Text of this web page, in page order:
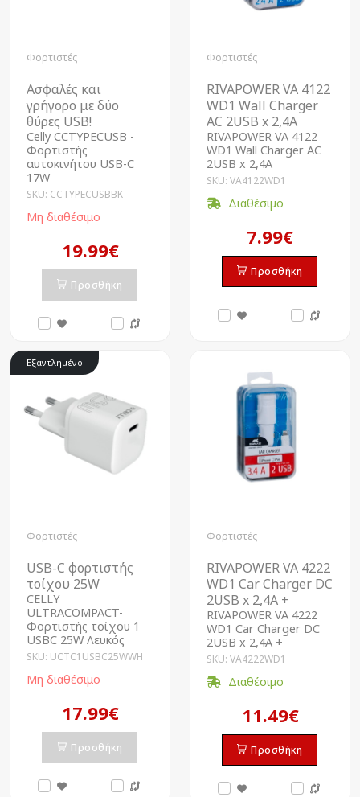
Φορτιστές
Ασφαλές και
γρήγορο με δύο
θύρες USB!
Celly CCTYPECUSB -
Φορτιστής
αυτοκινήτου USB-C
17W
SKU: CCTYPECUSBBK
Μη διαθέσιμο
19.99€
Προσθήκη
Φορτιστές
RIVAPOWER VA 4122
WD1 Wall Charger
AC 2USB x 2,4A
RIVAPOWER VA 4122
WD1 Wall Charger AC
2USB x 2,4A
SKU: VA4122WD1
Διαθέσιμο
7.99€
Προσθήκη
Εξαντλημένο
Φορτιστές
USB-C φορτιστής
τοίχου 25W
CELLY
ULTRACOMPACT-
Φορτιστής τοίχου 1
USBC 25W Λευκός
SKU: UCTC1USBC25WWH
Μη διαθέσιμο
17.99€
Προσθήκη
Φορτιστές
RIVAPOWER VA 4222
WD1 Car Charger DC
2USB x 2,4A +
RIVAPOWER VA 4222
WD1 Car Charger DC
2USB x 2,4A +
SKU: VA4222WD1
Διαθέσιμο
11.49€
Προσθήκη